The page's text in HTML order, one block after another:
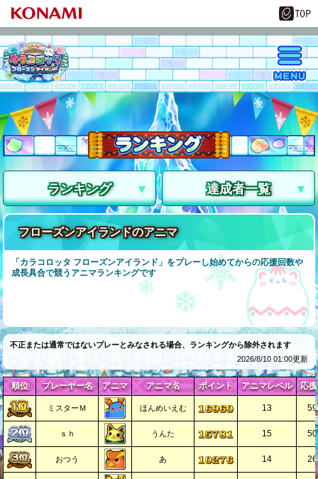
ランキング 達成者一覧
フローズンアイランドのアニマ
「カラコロッタ フローズンアイランド」をプレーし始めてからの応援回数や
成長具合で競うアニマランキングです
不正または通常ではないプレーとみなされる場合、ランキングから除外されます
2026/8/10 01:00更新
順位 プレーヤー名 アニマ アニマ名 ポイント アニマレベル 応
ミスターＭ ほんめいえむ 13
ｓｈ うんた 15
おつう あ 14